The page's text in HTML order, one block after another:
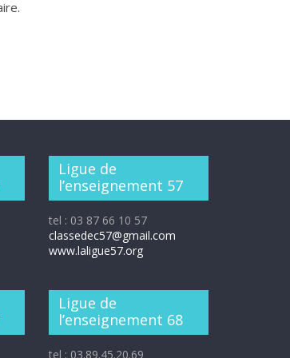
Ligue de
l’enseignement 57
tel : 03 87 66 10 57
classedec57@gmail.com
www.laligue57.org
Ligue de
l’enseignement 68
tel : 03.89.45.20.69